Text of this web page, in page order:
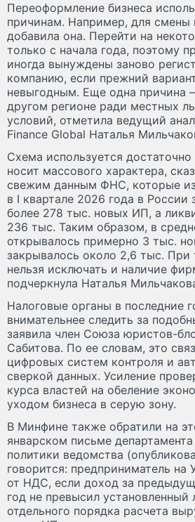
Переоформление бизнеса
причинам. Например, для смены
добавила она. Перейти на
только с начала года, поэтому
иногда вынуждены заново
компанию, если прежний
невыгодным. Еще одна причина
другом регионе ради местных
условий, отметила ведущий
Finance Global Наталья
Схема используется
носит массового характера,
свежим данным ФНС, которые
в I квартале 2026 года в России
более 278 тыс. новых ИП, а
236 тыс. Таким образом, в
открывалось примерно 3 тыс.
закрывалось около 2,6 тыс. При
нельзя исключать и наличие
подчеркнула Наталья
Налоговые органы в последние
внимательнее следить за
заявила член Союза юристов-
Сабитова. По ее словам, это
цифровых систем контроля и
сверкой данных. Усиление
курса властей на обеление
уходом бизнеса в серую зону.
В Минфине также обратили на
январском письме
политики ведомства
говорится: предприниматель
от НДС, если доход за
год не превысил
отдельного порядка расчета